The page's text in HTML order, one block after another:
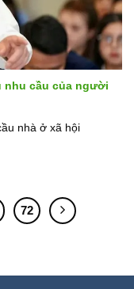
nhu cầu của người
nhà ở xã hội
72